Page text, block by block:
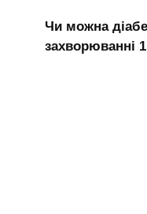
Чи можна
захворюванні